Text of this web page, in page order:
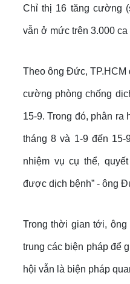
Chỉ thị 16 tăng cường
vẫn ở mức trên 3.000 ca
Theo ông Đức, TP.HCM
cường phòng chống
15-9. Trong đó, phân ra
tháng 8 và 1-9 đến 15-
nhiệm vụ cụ thể,
được dịch bệnh” - ông
Trong thời gian tới,
trung các biện pháp để
hội vẫn là biện pháp